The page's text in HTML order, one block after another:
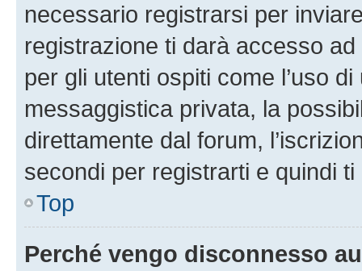
necessario registrarsi per
registrazione ti darà accesso
per gli utenti ospiti come l’uso
messaggistica privata, la
direttamente dal forum,
secondi per registrarti e quindi
Top
Perché vengo disconnesso